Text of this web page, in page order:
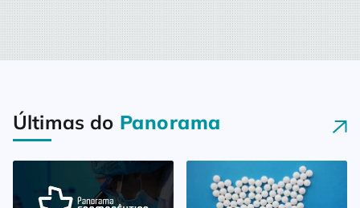
Últimas do Panorama